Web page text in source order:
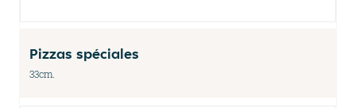
Pizzas spéciales
33cm.